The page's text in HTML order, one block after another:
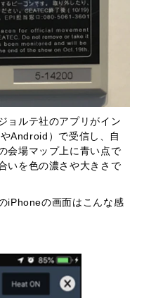
ョルテ社のアプリがイン
Android）で受信し、自
会場マップ上に青い点で
いを色の濃さや大きさで
iPhoneの画面はこんな感